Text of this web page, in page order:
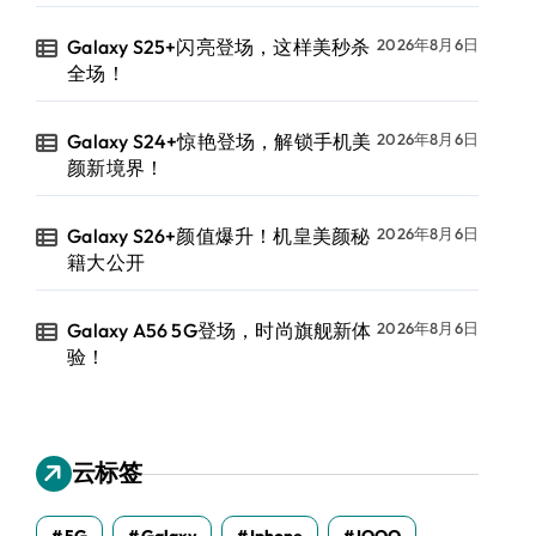
Galaxy S25+闪亮登场，这样美秒杀
全场！
2026年8月6日
Galaxy S24+惊艳登场，解锁手机美
颜新境界！
2026年8月6日
Galaxy S26+颜值爆升！机皇美颜秘
籍大公开
2026年8月6日
Galaxy A56 5G登场，时尚旗舰新体
验！
2026年8月6日
云标签